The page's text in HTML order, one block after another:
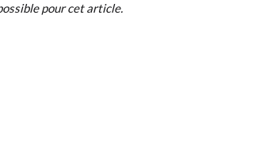
pour cet article.